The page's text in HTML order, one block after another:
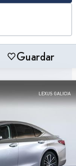
Guardar